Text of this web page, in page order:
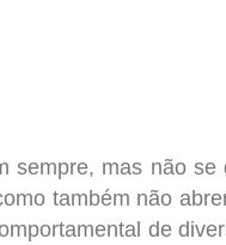
sempre, mas não
também não
de